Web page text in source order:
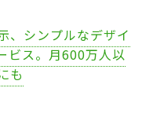
、シンプルなデザイ
ビス。月600万人以
も